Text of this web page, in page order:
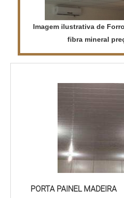
Imagem ilustrativa de
fibra mineral
PORTA PAINEL MADEIRA